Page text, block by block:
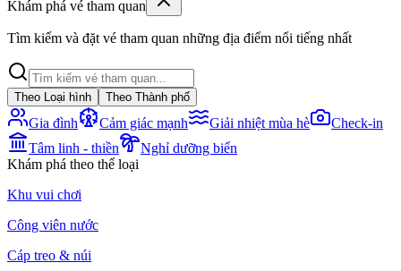
Khám phá vé tham quan
Tìm kiếm và đặt vé tham quan những địa điểm nổi tiếng nhất
Theo Loại hình Theo Thành phố
Gia đình Cảm giác mạnh Giải nhiệt mùa hè
Check-in
Tâm linh - thiền
Nghỉ dưỡng biển
Khám phá theo thể loại
Khu vui chơi
Công viên nước
Cáp treo & núi